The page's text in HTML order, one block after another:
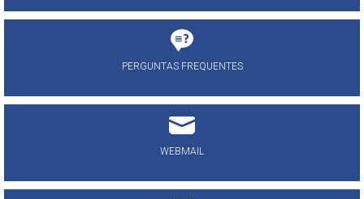
PERGUNTAS FREQUENTES
WEBMAIL